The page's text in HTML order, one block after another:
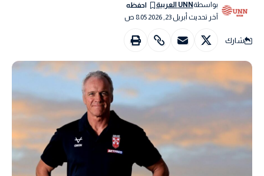
آخر تحديث أبريل 23, 2026 8:05 ص
بواسطةUNN العربية
شارك